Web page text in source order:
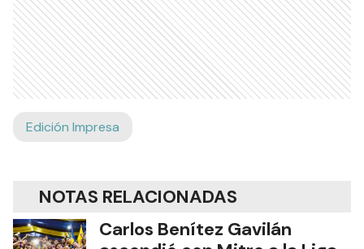
Edición Impresa
NOTAS RELACIONADAS
Carlos Benítez Gavilán